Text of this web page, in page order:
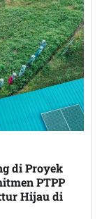
di Proyek
PTPP
Hijau di